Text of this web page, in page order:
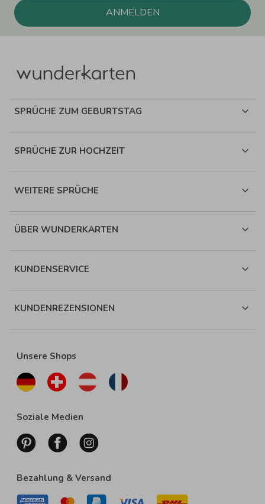
ANMELDEN
SPRÜCHE ZUM GEBURTSTAG
SPRÜCHE ZUR HOCHZEIT
WEITERE SPRÜCHE
ÜBER WUNDERKARTEN
KUNDENSERVICE
KUNDENREZENSIONEN
Unsere Shops
Soziale Medien
Bezahlung & Versand